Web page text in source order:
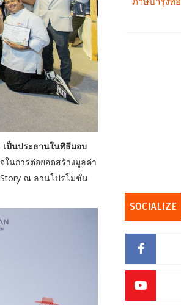
เป็นประธานในพิธีมอบ
ในการต่อยอดสร้างมูลค่า
Story ณ ลานโปรโมชั่น
SOCIALIZE